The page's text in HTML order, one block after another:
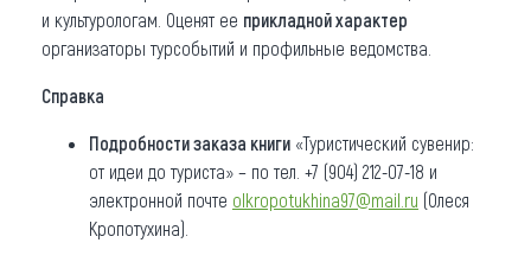
и культурологам. Оценят ее прикладной характер
организаторы турсобытий и профильные ведомства.
Справка
Подробности заказа книги «Туристический сувенир:
от идеи до туриста» – по тел. +7 (904) 212-07-18 и
электронной почте olkropotukhina97@mail.ru (Олеся
Кропотухина).